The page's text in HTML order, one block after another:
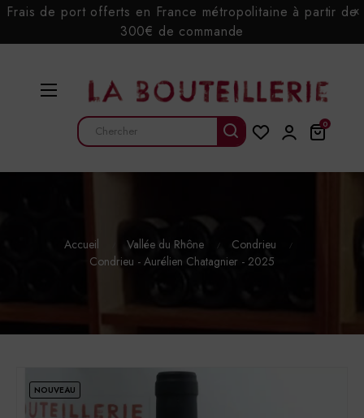
Frais de port offerts en France métropolitaine à partir de
300€ de commande
x
Basculer
navigation
☰
0
Accueil Vallée du Rhône
Condrieu
Condrieu - Aurélien Chatagnier - 2025
NOUVEAU